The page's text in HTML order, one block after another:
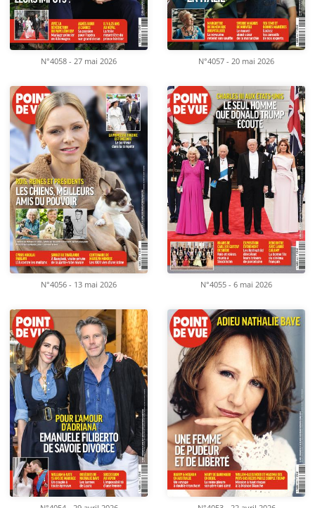
N°4058 - 27 mai 2026 N°4057 - 20 mai 2026
N°4056 - 13 mai 2026 N°4055 - 6 mai 2026